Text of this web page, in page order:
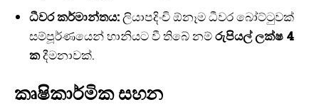
ධීවර කර්මාන්තය:ලියාපදිංචි ඕනෑම ධීවර බෝට්ටුවක්
සම්පූර්ණයෙන් හානියට වී තිබේ නම්රුපියල් ලක්ෂ 4
කදීමනාවක්.
කෘෂිකාර්මික සහන